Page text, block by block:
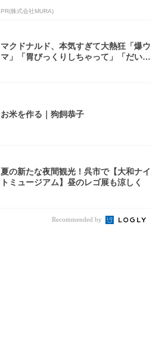
PR(株式会社MURA)
マクドナルド、本気すぎて大熱狂「爆ウ
マ」「胃びっくりしちゃって」「だいぶ
お米を作る｜狗飼恭子
夏の新たな夜間観光！呉市で【大和ナイ
トミュージアム】昼のレゴ展も涼しく
Recommended by